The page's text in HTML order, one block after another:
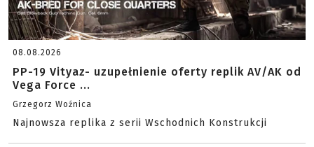
08.08.2026
PP-19 Vityaz- uzupełnienie oferty replik AV/AK od
Vega Force ...
Grzegorz Woźnica
Najnowsza replika z serii Wschodnich Konstrukcji